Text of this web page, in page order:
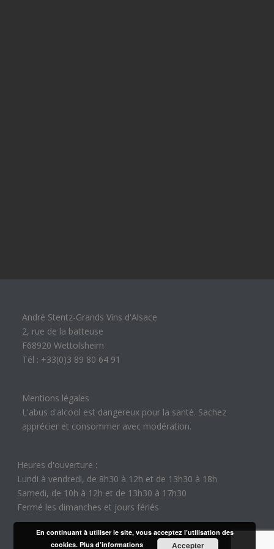
André Stentz-Grands Vins d'Alsace
2, rue de la batteuse
F68920 Wettolsheim
Tél : +33(0)3 89 80 64 91
Mentions légales
L'abus d'alcool est dangereux pour la santé. Sachez
apprécier et consommer avec modération.
Heures d'ouverture :
Lundi à vendredi, de 8h30 à 12h et de 13h30 à 18h
Samedi, de 10h à 12h et de 13h30 à 17h30
Fermé les dimanches et jours fériés
En continuant à utiliser le site, vous acceptez l’utilisation des
cookies.Plus d’informations Accepter